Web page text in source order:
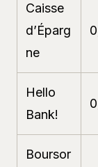
Caisse
d’Éparg
ne
Hello
Bank!
Boursor